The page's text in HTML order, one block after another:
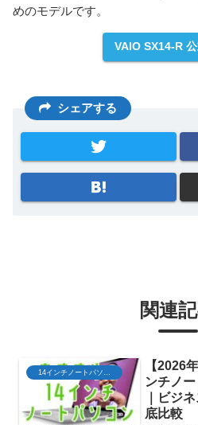
めのモデルです。
VAIO SX14-R
シェアする
関連
【2026
ンチノ
｜ビジ
底比較